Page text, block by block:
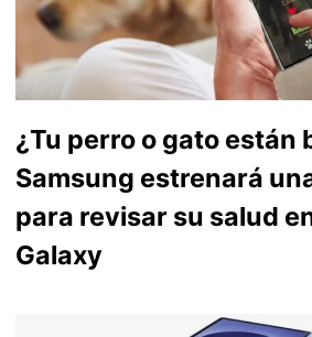
¿Tu perro o gato están
Samsung estrenará
para revisar su salud
Galaxy